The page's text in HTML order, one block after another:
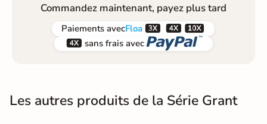
Commandez maintenant, payez plus tard
Paiements avecFloa  
 sans frais avec 
Les autres produits de la Série Grant